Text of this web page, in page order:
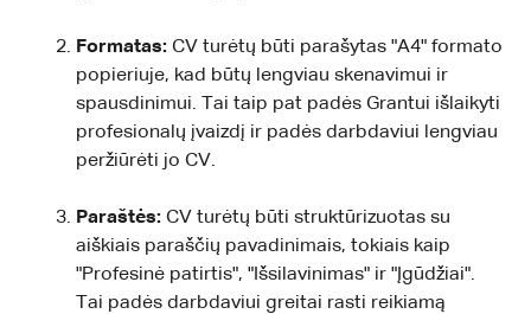
Formatas: CV turėtų būti parašytas "A4" formato
popieriuje, kad būtų lengviau skenavimui ir
spausdinimui. Tai taip pat padės Grantui išlaikyti
profesionalų įvaizdį ir padės darbdaviui lengviau
peržiūrėti jo CV.
Paraštės: CV turėtų būti struktūrizuotas su
aiškiais paraščių pavadinimais, tokiais kaip
"Profesinė patirtis", "Išsilavinimas" ir "Įgūdžiai".
Tai padės darbdaviui greitai rasti reikiamą